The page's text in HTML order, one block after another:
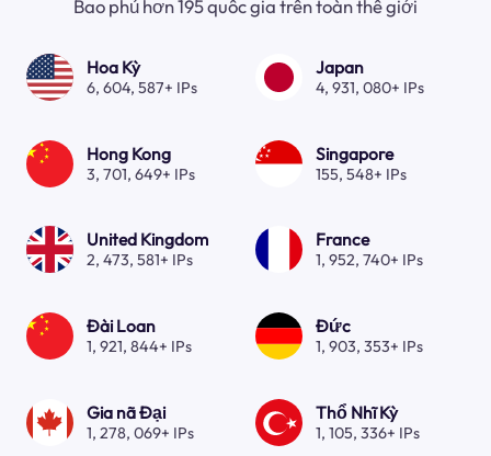
Bao phủ hơn 195 quốc gia trên toàn thế giới
Hoa Kỳ
6, 604, 587+ IPs
Japan
4, 931, 080+ IPs
Hong Kong
3, 701, 649+ IPs
Singapore
155, 548+ IPs
United Kingdom
2, 473, 581+ IPs
France
1, 952, 740+ IPs
Đài Loan
1, 921, 844+ IPs
Đức
1, 903, 353+ IPs
Gia nã Đại
1, 278, 069+ IPs
Thổ Nhĩ Kỳ
1, 105, 336+ IPs